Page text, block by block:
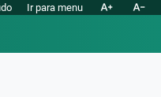
Ir para menu text_increase text_decrease